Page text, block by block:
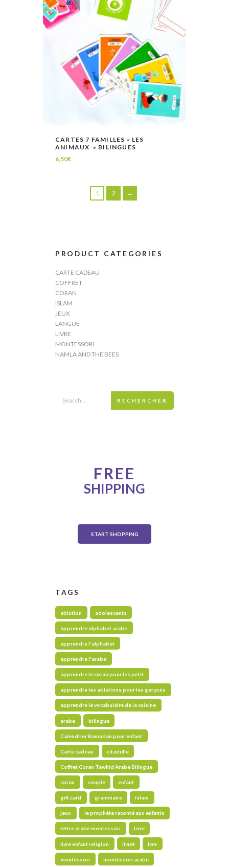
VOIR AJOUTER AU PANIER
CARTES 7 FAMILLES « LES
ANIMAUX » BILINGUES
6,50€
1 2 →
PRODUCT CATEGORIES
CARTE CADEAU
COFFRET
CORAN
ISLAM
JEUX
LANGUE
LIVRE
MONTESSORI
NAMLA AND THE BEES
RECHERCHER
FREE
SHIPPING
START SHOPPING
TAGS
ablution adolescents
apprendre alphabet arabe
apprendre l'alphabet
apprendre l'arabe
apprendre le coran pour les petit
apprendre les ablutions pour les garçons
apprendre le vocabulaire de la cuisine
arabe bilingue
Calendrier Ramadan pour enfant
Carte cadeau citadelle
Coffret Coran Tawhid Arabe Bilingue
coran couple enfant
gift card grammaire islam
jeux le prophète raconté aux enfants
lettre arabe montessori livre
livre enfant religion livret lvre
montessori montessori arabe